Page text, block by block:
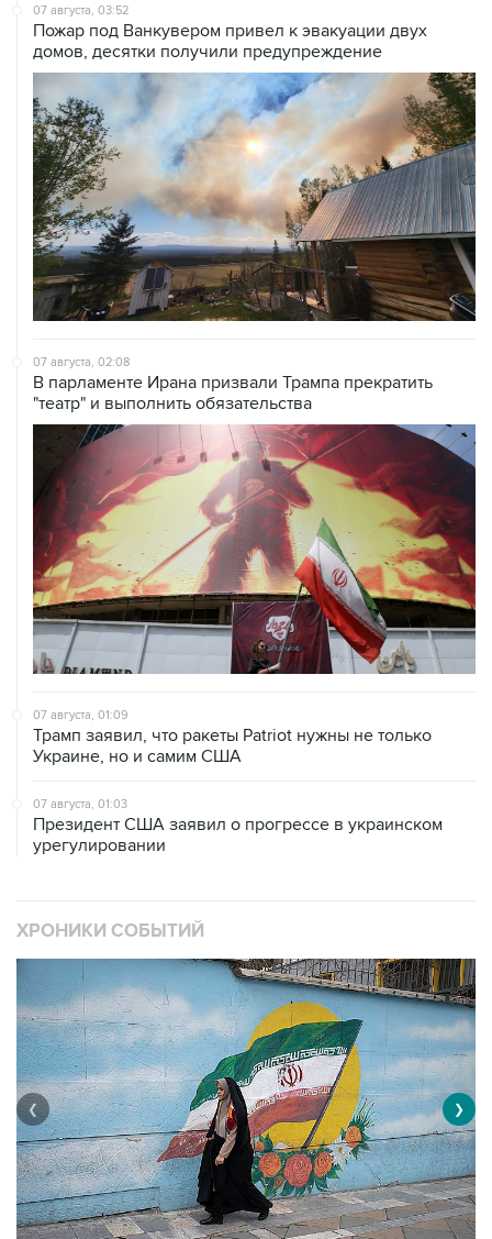
07 августа, 03:52
Пожар под Ванкувером привел к эвакуации двух
домов, десятки получили предупреждение
07 августа, 02:08
В парламенте Ирана призвали Трампа прекратить
"театр" и выполнить обязательства
07 августа, 01:09
Трамп заявил, что ракеты Patriot нужны не только
Украине, но и самим США
07 августа, 01:03
Президент США заявил о прогрессе в украинском
урегулировании
ХРОНИКИ СОБЫТИЙ
❮ ❯